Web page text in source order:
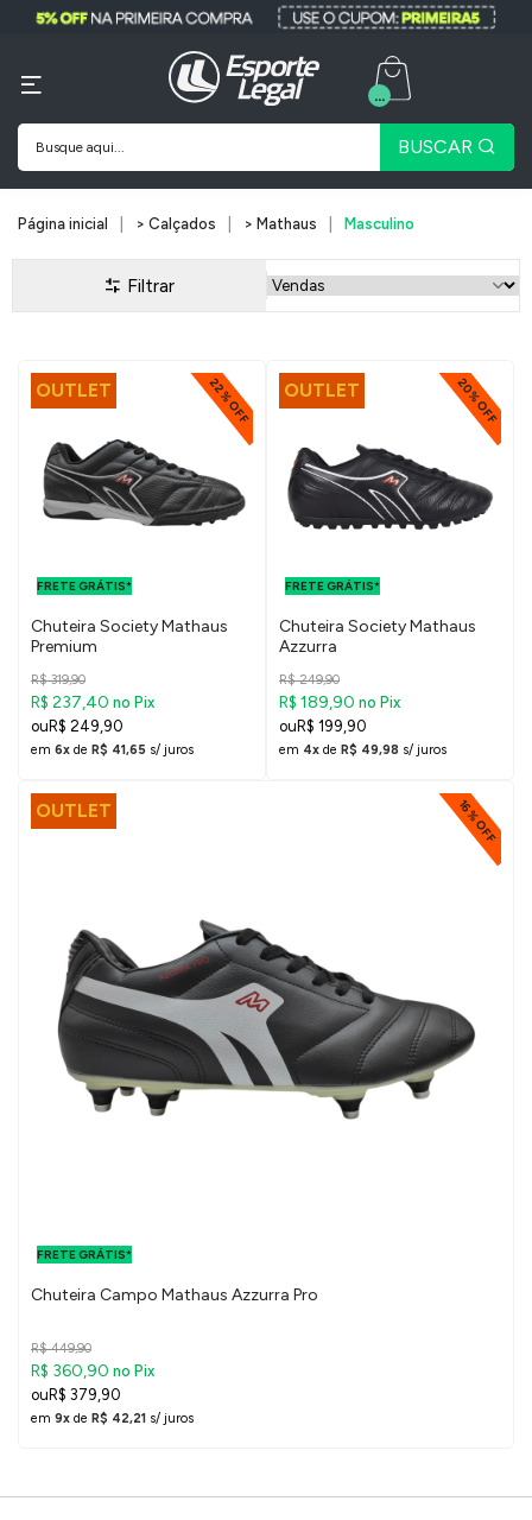
BUSCAR
...
Página inicial > Calçados > Mathaus Masculino
Filtrar
OUTLET 22% OFF
FRETE GRÁTIS*
Chuteira Society Mathaus
Premium
R$ 319,90
R$ 237,40 no Pix
R$ 249,90
em 6x de R$ 41,65 s/ juros
OUTLET 20% OFF
FRETE GRÁTIS*
Chuteira Society Mathaus
Azzurra
R$ 249,90
R$ 189,90 no Pix
R$ 199,90
em 4x de R$ 49,98 s/ juros
OUTLET 16% OFF
FRETE GRÁTIS*
Chuteira Campo Mathaus Azzurra Pro
R$ 449,90
R$ 360,90 no Pix
R$ 379,90
em 9x de R$ 42,21 s/ juros